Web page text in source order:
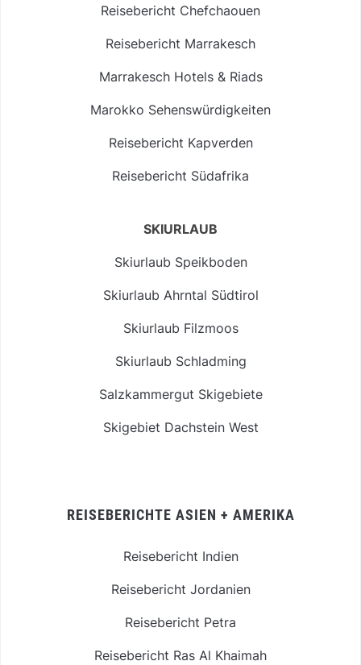
Reisebericht Chefchaouen
Reisebericht Marrakesch
Marrakesch Hotels & Riads
Marokko Sehenswürdigkeiten
Reisebericht Kapverden
Reisebericht Südafrika
SKIURLAUB
Skiurlaub Speikboden
Skiurlaub Ahrntal Südtirol
Skiurlaub Filzmoos
Skiurlaub Schladming
Salzkammergut Skigebiete
Skigebiet Dachstein West
REISEBERICHTE ASIEN + AMERIKA
Reisebericht Indien
Reisebericht Jordanien
Reisebericht Petra
Reisebericht Ras Al Khaimah